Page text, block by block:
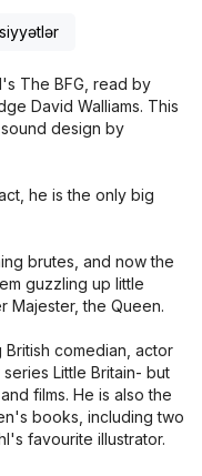
The BFG, read by
David Walliams. This
design by
he is the only big
brutes, and now the
guzzling up little
Majester, the Queen.
British comedian, actor
Little Britain- but
films. He is also the
books, including two
favourite illustrator.